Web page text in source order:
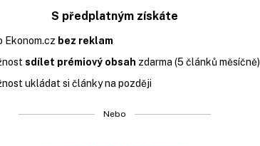
S předplatným získáte
Ekonom.cz bez reklam
sdílet prémiový obsah zdarma (5 článků měsíčně)
ukládat si články na později
Nebo